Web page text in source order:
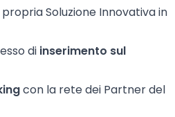
Soluzione Innovativa in
di inserimento sul
con la rete dei Partner del